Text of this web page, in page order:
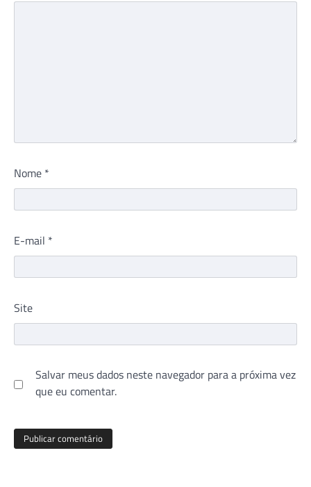
Nome *
E-mail *
Site
Salvar meus dados neste navegador para a próxima vez
que eu comentar.